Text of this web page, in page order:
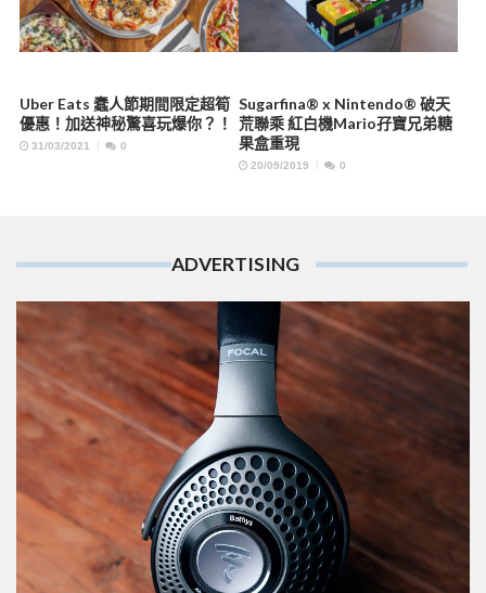
Uber Eats 蠢人節期間限定超筍
優惠！加送神秘驚喜玩爆你？！
31/03/2021 0
Sugarfina® x Nintendo® 破天
荒聯乘 紅白機Mario孖寶兄弟糖
果盒重現
20/09/2019 0
ADVERTISING